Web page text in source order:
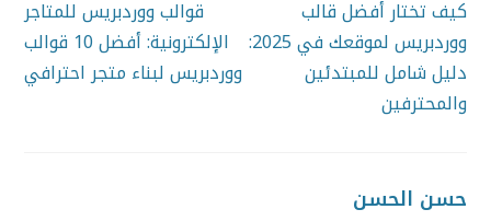
كيف تختار أفضل قالب
ووردبريس لموقعك في 2025:
دليل شامل للمبتدئين
والمحترفين
قوالب ووردبريس للمتاجر
الإلكترونية: أفضل 10 قوالب
ووردبريس لبناء متجر احترافي
حسن الحسن